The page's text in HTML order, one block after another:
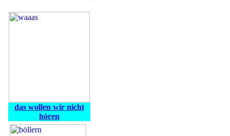
das wollen wir nicht
hören